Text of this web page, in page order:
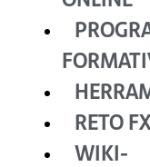
RETO
WIKI-